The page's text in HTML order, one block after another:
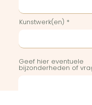
Kunstwerk(en)
Geef hier eventuele
bijzonderheden of